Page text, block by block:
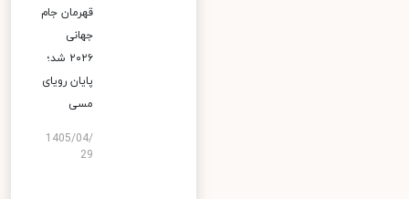
قهرمان جام
جهانی
۲۰۲۶ شد؛
پایان رویای
مسی
1405/04/
29